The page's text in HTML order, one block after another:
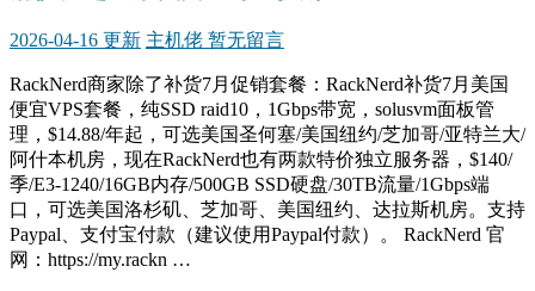
2026-04-16 更新 主机佬 暂无留言
RackNerd商家除了补货7月促销套餐：RackNerd补货7月美国
便宜VPS套餐，纯SSD raid10，1Gbps带宽，solusvm面板管
理，$14.88/年起，可选美国圣何塞/美国纽约/芝加哥/亚特兰大/
阿什本机房，现在RackNerd也有两款特价独立服务器，$140/
季/E3-1240/16GB内存/500GB SSD硬盘/30TB流量/1Gbps端
口，可选美国洛杉矶、芝加哥、美国纽约、达拉斯机房。支持
Paypal、支付宝付款（建议使用Paypal付款）。 RackNerd 官
网：https://my.rackn …